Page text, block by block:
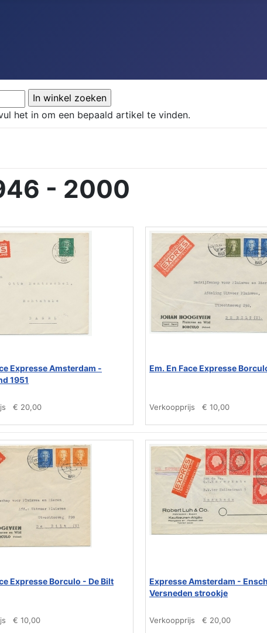
het in om een bepaald artikel te vinden.
- 2000
Expresse Amsterdam -
1951
€ 20,00
Em. En Face Expresse
Verkoopprijs € 10,00
Expresse Borculo - De Bilt
€ 10,00
Expresse Amsterdam -
Versneden strookje
Verkoopprijs € 20,00